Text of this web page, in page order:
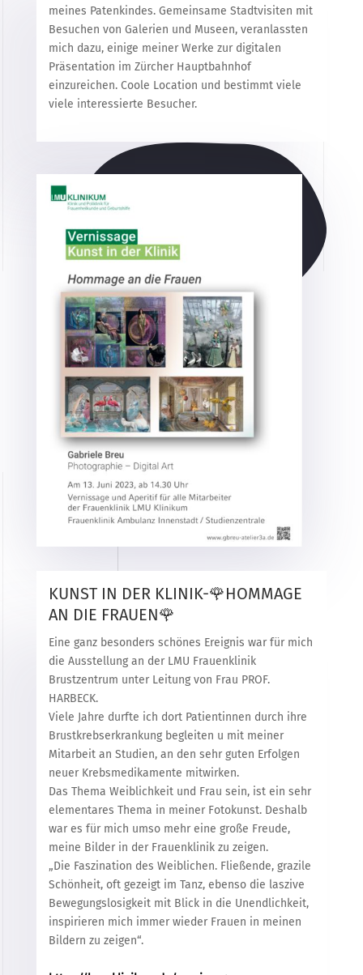
meines Patenkindes. Gemeinsame Stadtvisiten mit
Besuchen von Galerien und Museen, veranlassten
mich dazu, einige meiner Werke zur digitalen
Präsentation im Zürcher Hauptbahnhof
einzureichen. Coole Location und bestimmt viele
viele interessierte Besucher.
KUNST IN DER KLINIK-🌹HOMMAGE
AN DIE FRAUEN🌹
Eine ganz besonders schönes Ereignis war für mich
die Ausstellung an der LMU Frauenklinik
Brustzentrum unter Leitung von Frau PROF.
HARBECK.
Viele Jahre durfte ich dort Patientinnen durch ihre
Brustkrebserkrankung begleiten u mit meiner
Mitarbeit an Studien, an den sehr guten Erfolgen
neuer Krebsmedikamente mitwirken.
Das Thema Weiblichkeit und Frau sein, ist ein sehr
elementares Thema in meiner Fotokunst. Deshalb
war es für mich umso mehr eine große Freude,
meine Bilder in der Frauenklinik zu zeigen.
„Die Faszination des Weiblichen. Fließende, grazile
Schönheit, oft gezeigt im Tanz, ebenso die laszive
Bewegungslosigkeit mit Blick in die Unendlichkeit,
inspirieren mich immer wieder Frauen in meinen
Bildern zu zeigen“.